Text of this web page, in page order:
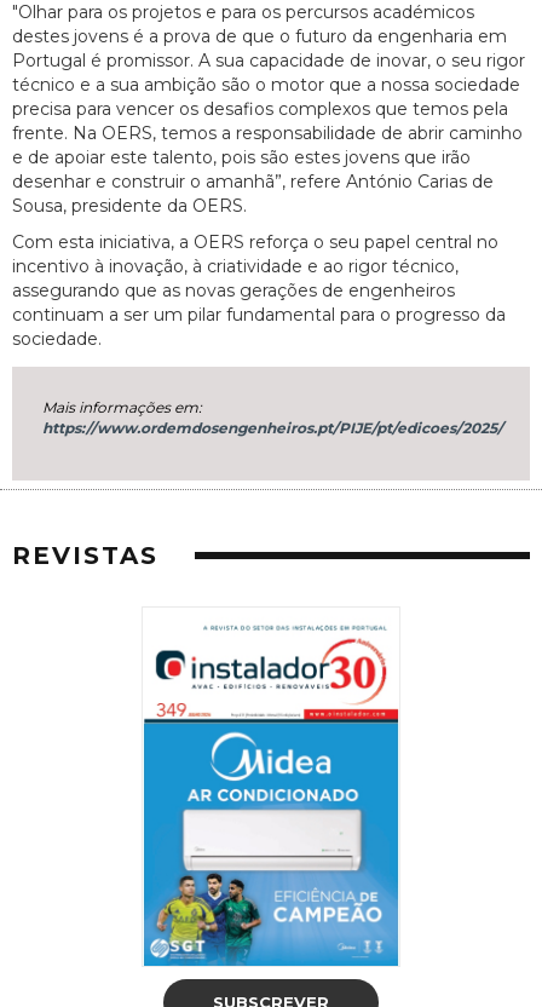
"Olhar para os projetos e para os percursos académicos
destes jovens é a prova de que o futuro da engenharia em
Portugal é promissor. A sua capacidade de inovar, o seu rigor
técnico e a sua ambição são o motor que a nossa sociedade
precisa para vencer os desafios complexos que temos pela
frente. Na OERS, temos a responsabilidade de abrir caminho
e de apoiar este talento, pois são estes jovens que irão
desenhar e construir o amanhã”, refere António Carias de
Sousa, presidente da OERS.
Com esta iniciativa, a OERS reforça o seu papel central no
incentivo à inovação, à criatividade e ao rigor técnico,
assegurando que as novas gerações de engenheiros
continuam a ser um pilar fundamental para o progresso da
sociedade.
Mais informações em:
https://www.ordemdosengenheiros.pt/PIJE/pt/edicoes/2025/
REVISTAS
SUBSCREVER